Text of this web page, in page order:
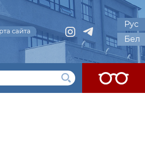
сайта
Рус
Бел